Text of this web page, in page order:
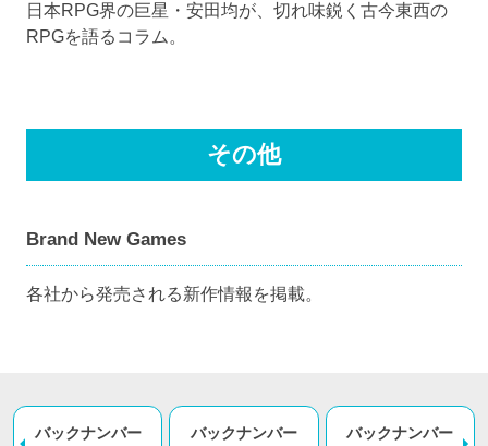
日本RPG界の巨星・安田均が、切れ味鋭く古今東西の
RPGを語るコラム。
その他
Brand New Games
各社から発売される新作情報を掲載。
バックナンバー
バックナンバー
バックナンバー